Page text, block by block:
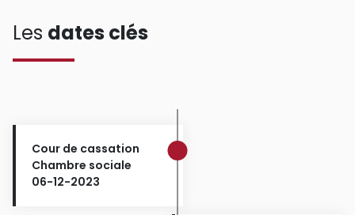
Les dates clés
Cour de cassation
Chambre sociale
06-12-2023